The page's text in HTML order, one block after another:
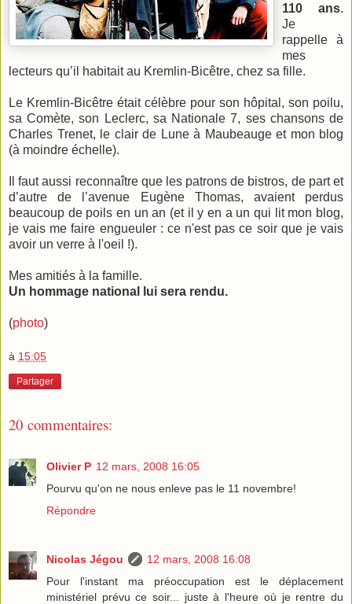
110 ans.
Je
rappelle à
mes
lecteurs qu’il habitait au Kremlin-Bicêtre, chez sa fille.
Le Kremlin-Bicêtre était célèbre pour son hôpital, son poilu,
sa Comète, son Leclerc, sa Nationale 7, ses chansons de
Charles Trenet, le clair de Lune à Maubeauge et mon blog
(à moindre échelle).
Il faut aussi reconnaître que les patrons de bistros, de part et
d’autre de l’avenue Eugène Thomas, avaient perdus
beaucoup de poils en un an (et il y en a un qui lit mon blog,
je vais me faire engueuler : ce n'est pas ce soir que je vais
avoir un verre à l'oeil !).
Mes amitiés à la famille.
Un hommage national lui sera rendu.
(photo)
à 15:05
Partager
20 commentaires:
Olivier P 12 mars, 2008 16:05
Pourvu qu'on ne nous enleve pas le 11 novembre!
Répondre
Nicolas Jégou
12 mars, 2008 16:08
Pour l'instant ma préoccupation est le déplacement
ministériel prévu ce soir... juste à l'heure où je rentre du